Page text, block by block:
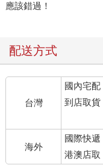
高。 感謝他的大恩大
座的旅行就是：牡羊
靡遺，常常說還沒玩
能寫？我不用出門就
水，而且非常快，而
俗一點形容就是一個
《2016710008593》
最後、最新的訊息，
應該錯過！
配送方式
台灣
國內宅
到店取貨
海外
國際快遞
港澳店取